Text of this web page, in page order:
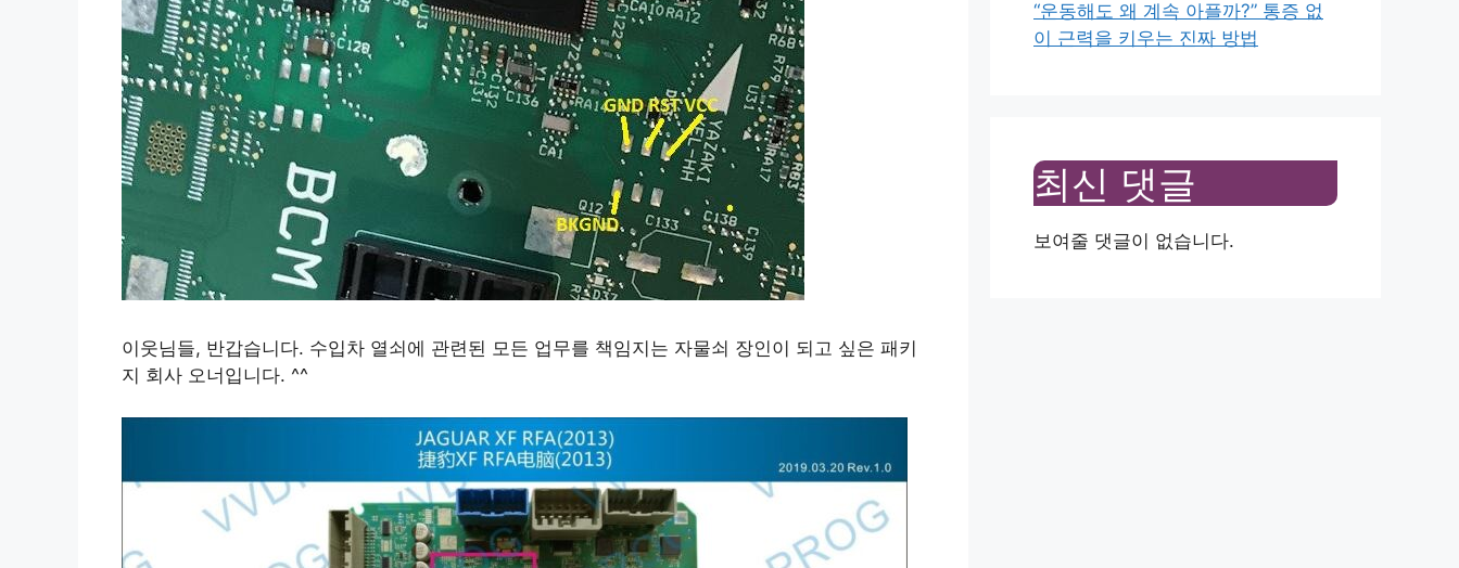
이웃님들, 반갑습니다. 수입차 열쇠에 관련된 모든 업무를 책임지는 자물쇠 장인이 되고 싶은 패키
지 회사 오너입니다. ^^
“운동해도 왜 계속 아플까?” 통증 없
이 근력을 키우는 진짜 방법
최신 댓글
보여줄 댓글이 없습니다.